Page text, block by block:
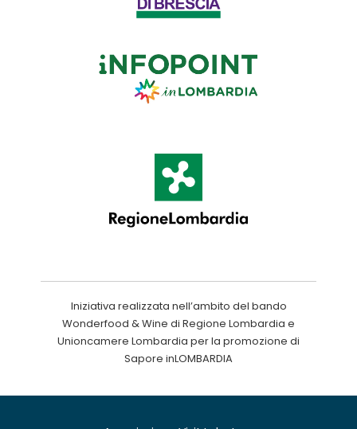
Iniziativa realizzata nell’ambito del bando
Wonderfood & Wine di Regione Lombardia e
Unioncamere Lombardia per la promozione di
Sapore inLOMBARDIA